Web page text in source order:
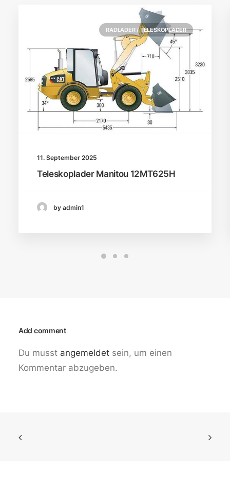
RADLADER / TELESKOPLADER
11. September 2025
Teleskoplader Manitou 12MT625H
by admin1
Add comment
Du musst angemeldet sein, um einen
Kommentar abzugeben.